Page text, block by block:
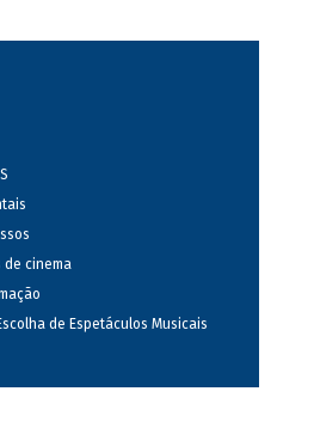
de cinema
de Espetáculos Musicais